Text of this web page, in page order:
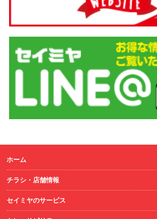
ホーム
チラシ・店舗情報
セイミヤのサービス